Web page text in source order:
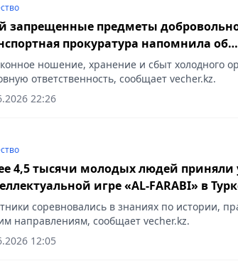
запрещенные предметы
прокуратура напомнила об
ношение, хранение и сбыт холодного
ответственность, сообщает vecher.kz.
22:26
4,5 тысячи молодых людей приняли
игре «AL-FARABI» в
соревновались в знаниях по истории,
направлениям, сообщает vecher.kz.
12:05